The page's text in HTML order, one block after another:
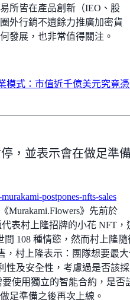
所皆在產品創新（IEO、股
外行銷不遺餘力推廣加密貨
發展，也非常值得關注。
模式：市值近千億美元究竟
，並表示會在做足準
postpones-nfts-sales
Murakami.Flowers》先前於
代表村上隆招牌的小花 NFT，
108 種情慾，然而村上隆隨
，村上隆表示：團隊想要最
性及安全性，考慮過是否該
要使用獨立的智能合約，是否
足準備之後再次上線。